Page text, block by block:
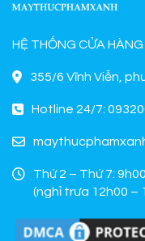
HỆ THỐNG CỬA
355/6 Vĩnh Viễn,
Hotline 24/7:
Thứ 2 – Thứ 7:
(nghỉ trưa 12h00 –